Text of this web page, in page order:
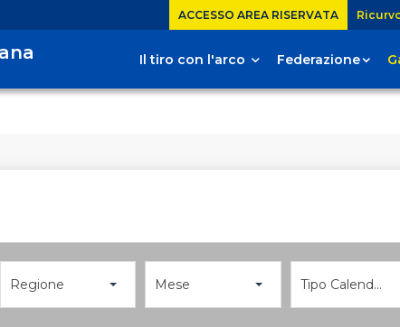
ACCESSO AREA RISERVATA
Il tiro con l'arco Federazione
Regione Mese Tipo Calendario